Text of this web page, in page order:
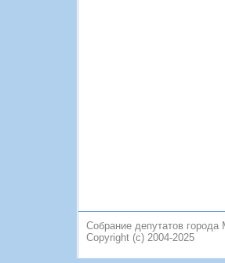
Собрание депутатов города
Copyright (c) 2004-2025